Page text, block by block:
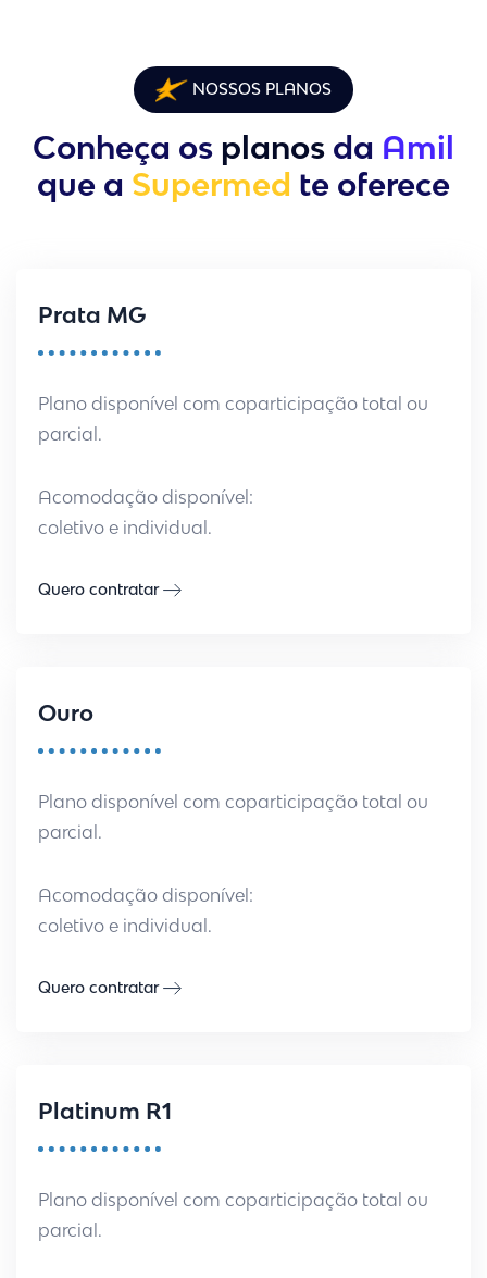
NOSSOS PLANOS
Conheça os planos da Amil
que a Supermed te oferece
Prata MG
Plano disponível com coparticipação total ou
parcial.
Acomodação disponível:
coletivo e individual.
Quero contratar
Ouro
Plano disponível com coparticipação total ou
parcial.
Acomodação disponível:
coletivo e individual.
Quero contratar
Platinum R1
Plano disponível com coparticipação total ou
parcial.